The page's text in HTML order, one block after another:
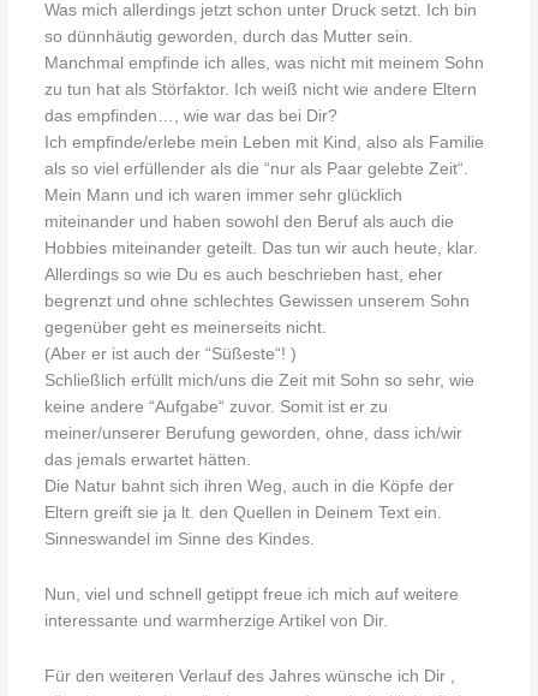
Was mich allerdings jetzt schon unter Druck setzt. Ich bin
so dünnhäutig geworden, durch das Mutter sein.
Manchmal empfinde ich alles, was nicht mit meinem Sohn
zu tun hat als Störfaktor. Ich weiß nicht wie andere Eltern
das empfinden…, wie war das bei Dir?
Ich empfinde/erlebe mein Leben mit Kind, also als Familie
als so viel erfüllender als die “nur als Paar gelebte Zeit“.
Mein Mann und ich waren immer sehr glücklich
miteinander und haben sowohl den Beruf als auch die
Hobbies miteinander geteilt. Das tun wir auch heute, klar.
Allerdings so wie Du es auch beschrieben hast, eher
begrenzt und ohne schlechtes Gewissen unserem Sohn
gegenüber geht es meinerseits nicht.
(Aber er ist auch der “Süßeste“! )
Schließlich erfüllt mich/uns die Zeit mit Sohn so sehr, wie
keine andere “Aufgabe“ zuvor. Somit ist er zu
meiner/unserer Berufung geworden, ohne, dass ich/wir
das jemals erwartet hätten.
Die Natur bahnt sich ihren Weg, auch in die Köpfe der
Eltern greift sie ja lt. den Quellen in Deinem Text ein.
Sinneswandel im Sinne des Kindes.
Nun, viel und schnell getippt freue ich mich auf weitere
interessante und warmherzige Artikel von Dir.
Für den weiteren Verlauf des Jahres wünsche ich Dir ,